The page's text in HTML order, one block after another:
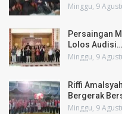
Minggu, 9
Persaingan
Lolos Audisi…
Minggu, 9
Riffi
Bergerak
Minggu, 9